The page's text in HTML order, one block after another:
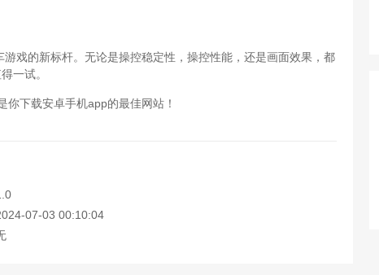
戏的新标杆。无论是操控稳定性，操控性能，还是画面效果，都
一试。
下载安卓手机app的最佳网站！
07-03 00:10:04